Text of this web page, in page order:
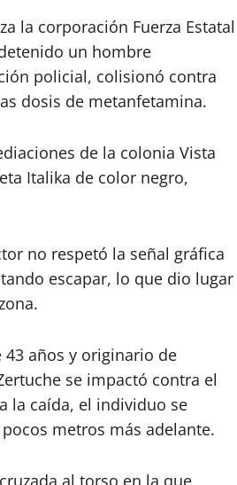
la corporación Fuerza Estatal
un hombre
policial, colisionó contra
dosis de metanfetamina.
de la colonia Vista
Italika de color negro,
no respetó la señal gráfica
escapar, lo que dio lugar
años y originario de
se impactó contra el
la caída, el individuo se
metros más adelante.
al torso en la que